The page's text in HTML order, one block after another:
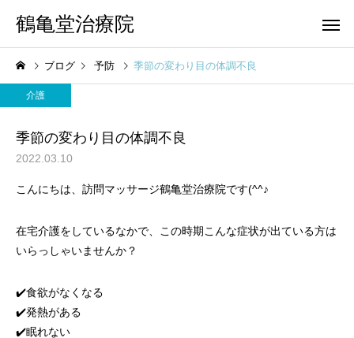
鶴亀堂治療院
ブログ 予防 季節の変わり目の体調不良
介護
季節の変わり目の体調不良
2022.03.10
こんにちは、訪問マッサージ鶴亀堂治療院です(^^♪
在宅介護をしているなかで、この時期こんな症状が出ている方は
いらっしゃいませんか？
✔️食欲がなくなる
✔️発熱がある
✔️眠れない